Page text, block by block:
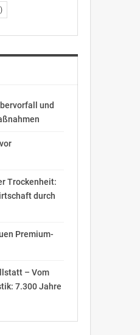
und
Trockenheit:
durch
Premium-
– Vom
7.300 Jahre